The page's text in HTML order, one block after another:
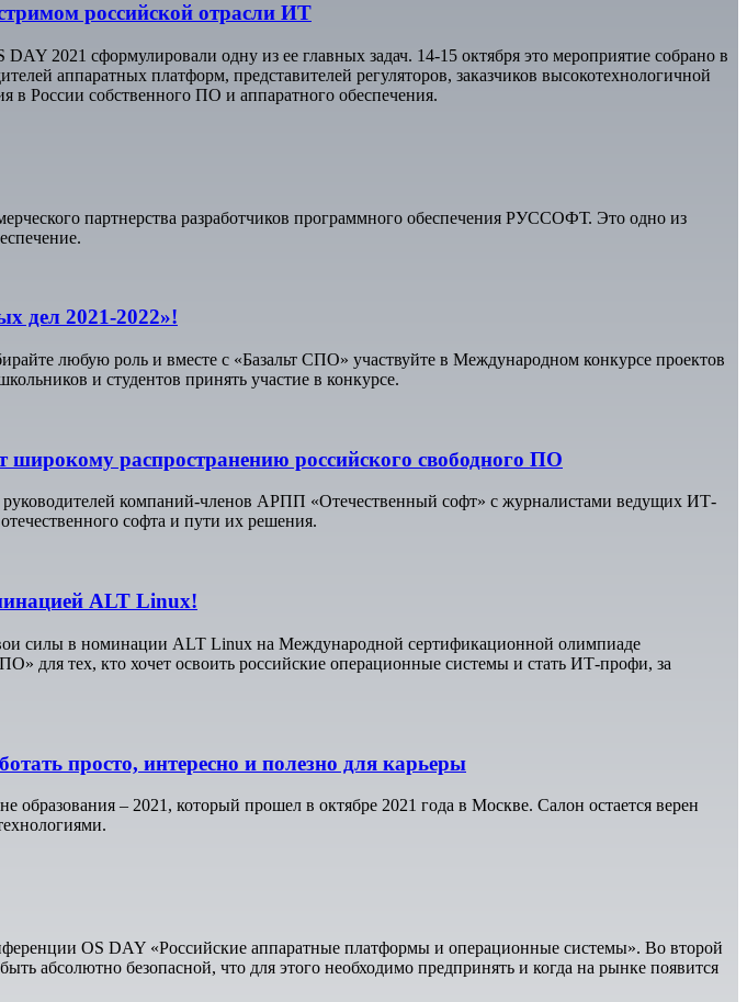
российской отрасли ИТ
2021 сформулировали одну из ее главных задач. 14-15 октября это мероприятие собрано в
аппаратных платформ, представителей регуляторов, заказчиков высокотехнологичной
в России собственного ПО и аппаратного обеспечения.
партнерства разработчиков программного обеспечения РУССОФТ. Это одно из
дел 2021-2022»!
любую роль и вместе с «Базальт СПО» участвуйте в Международном конкурсе проектов
и студентов принять участие в конкурсе.
широкому распространению российского свободного ПО
руководителей компаний-членов АРПП «Отечественный софт» с журналистами ведущих ИТ-
софта и пути их решения.
ALT Linux!
силы в номинации ALT Linux на Международной сертификационной олимпиаде
для тех, кто хочет освоить российские операционные системы и стать ИТ-профи, за
просто, интересно и полезно для карьеры
– 2021, который прошел в октябре 2021 года в Москве. Салон остается верен
OS DAY «Российские аппаратные платформы и операционные системы». Во второй
абсолютно безопасной, что для этого необходимо предпринять и когда на рынке появится